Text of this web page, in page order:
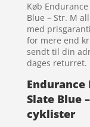
Køb
Blue – Str. M
med
for mere end
sendt til din
dages returret.
Endurance
Slate Blue
cyklister